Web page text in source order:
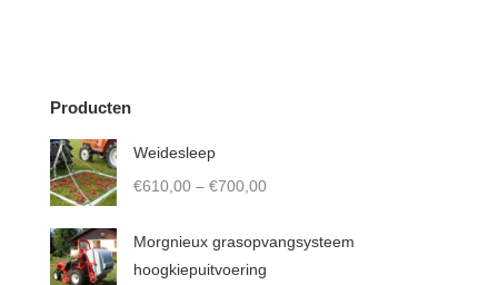
Producten
Weidesleep
€610,00 – €700,00Price
€610,00
Morgnieux grasopvangsysteem
hoogkiepuitvoering